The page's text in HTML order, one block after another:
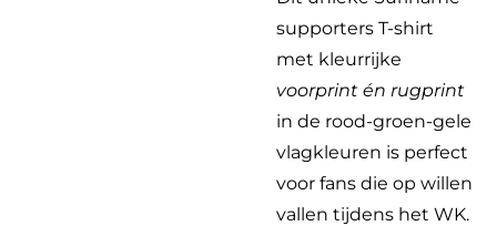
supporters T-shirt
met kleurrijke
voorprint én rugprint
in de rood-groen-gele
vlagkleuren is perfect
voor fans die op willen
vallen tijdens het WK.